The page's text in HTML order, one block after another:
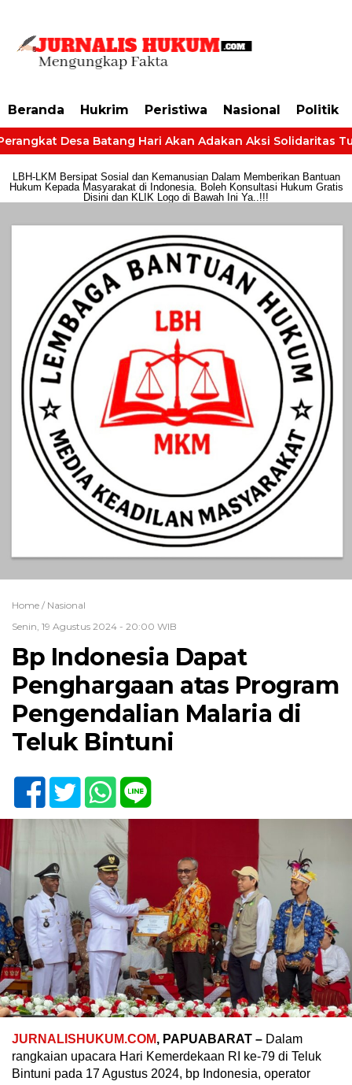
Beranda Hukrim Peristiwa Nasional Politik
Desa Batang Hari Akan Adakan Aksi Solidaritas
LBH-LKM Bersipat Sosial dan Kemanusian Dalam Memberikan Bantuan
Hukum Kepada Masyarakat di Indonesia. Boleh Konsultasi Hukum Gratis
Disini dan KLIK Logo di Bawah Ini Ya..!!!
Home / Nasional
Senin, 19 Agustus 2024 - 20:00 WIB
Bp Indonesia Dapat
Penghargaan atas Program
Pengendalian Malaria di
Teluk Bintuni
JURNALISHUKUM.COM, PAPUABARAT – Dalam
rangkaian upacara Hari Kemerdekaan RI ke-79 di Teluk
Bintuni pada 17 Agustus 2024, bp Indonesia, operator